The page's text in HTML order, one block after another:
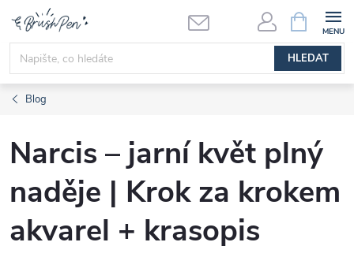
obsah
HLEDAT
NÁKUPNÍ
KOŠÍK
Blog
Narcis – jarní květ plný
naděje | Krok za krokem
akvarel + krasopis